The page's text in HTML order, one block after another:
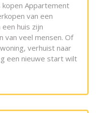
Appartement
van een
huis zijn
van veel mensen. Of
verhuist naar
een nieuwe start wilt